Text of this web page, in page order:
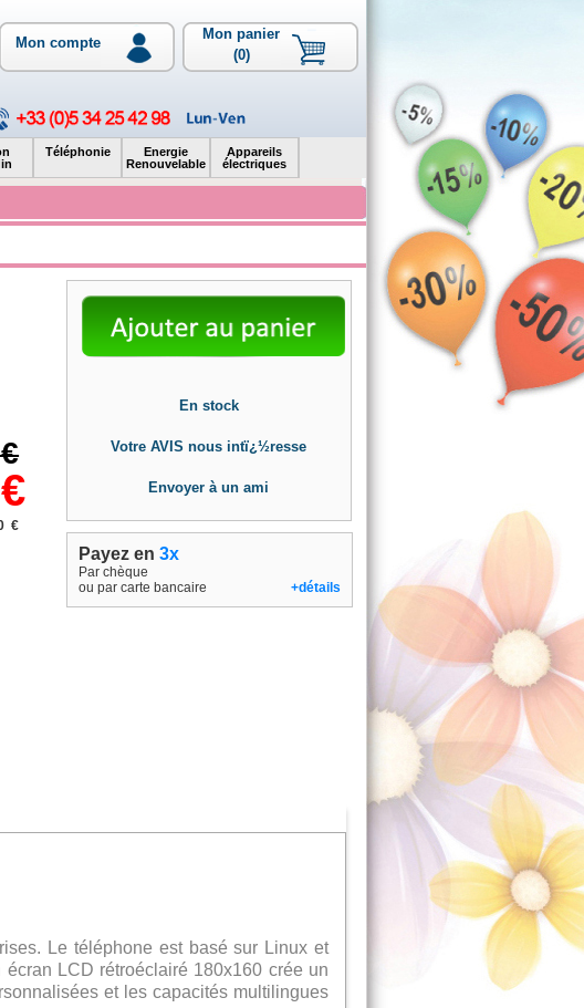
Mon compte
Mon panier
(0)
Téléphonie
Energie
Renouvelable
Appareils
électriques
€
En stock
Votre AVIS nous intï¿½resse
Envoyer à un ami
Payez en 3x
Par chèque
ou par carte bancaire
+détails
Le téléphone est basé sur Linux et
écran LCD rétroéclairé 180x160 crée un
et les capacités multilingues